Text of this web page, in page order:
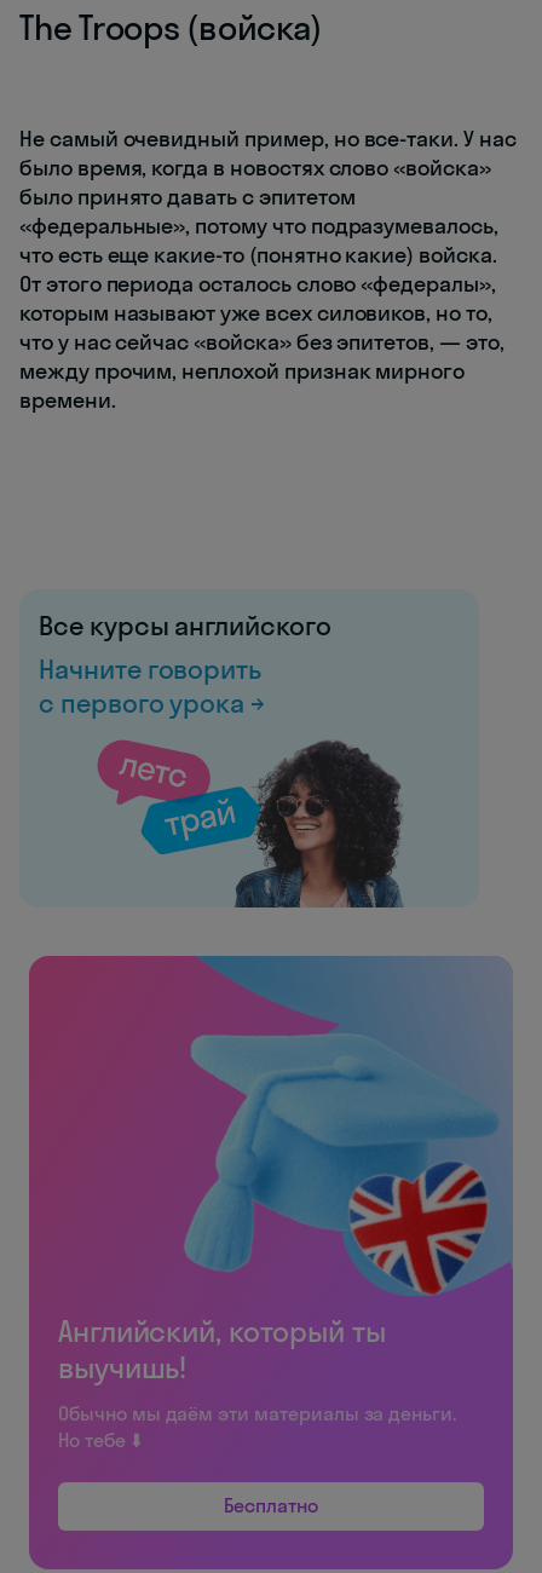
The Troops (войска)
Не самый очевидный пример, но все-таки. У нас
было время, когда в новостях слово «войска»
было принято давать с эпитетом
«федеральные», потому что подразумевалось,
что есть еще какие-то (понятно какие) войска.
От этого периода осталось слово «федералы»,
которым называют уже всех силовиков, но то,
что у нас сейчас «войска» без эпитетов, — это,
между прочим, неплохой признак мирного
времени.
Все курсы английского
Начните говорить
с первого урока →
Английский, который ты
выучишь!
Обычно мы даём эти материалы за деньги.
Но тебе ⬇️
Бесплатно